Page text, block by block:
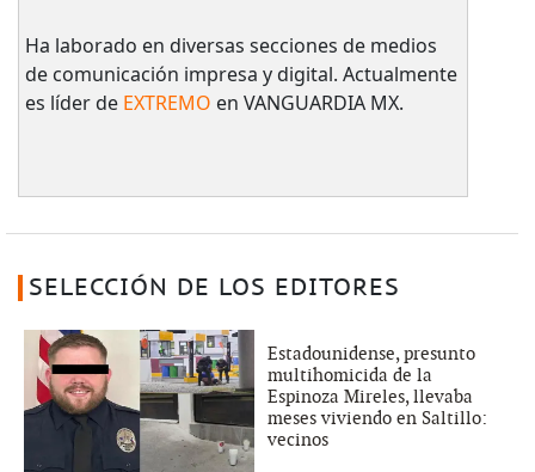
Ha laborado en diversas secciones de medios
de comunicación impresa y digital. Actualmente
es líder de EXTREMO en VANGUARDIA MX.
SELECCIÓN DE LOS EDITORES
Estadounidense, presunto
multihomicida de la
Espinoza Mireles, llevaba
meses viviendo en Saltillo:
vecinos